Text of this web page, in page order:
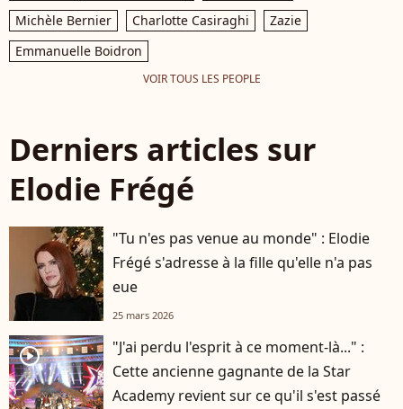
Michèle Bernier
Charlotte Casiraghi
Zazie
Emmanuelle Boidron
VOIR TOUS LES PEOPLE
Derniers articles sur
Elodie Frégé
"Tu n'es pas venue au monde" : Elodie
Frégé s'adresse à la fille qu'elle n'a pas
eue
25 mars 2026
player2
"J'ai perdu l'esprit à ce moment-là..." :
Cette ancienne gagnante de la Star
Academy revient sur ce qu'il s'est passé